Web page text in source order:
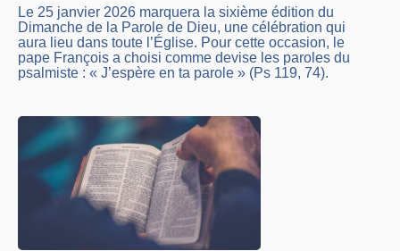
Le 25 janvier 2026 marquera la sixième édition du
Dimanche de la Parole de Dieu, une célébration qui
aura lieu dans toute l’Église. Pour cette occasion, le
pape François a choisi comme devise les paroles du
psalmiste : « J’espère en ta parole » (Ps 119, 74).